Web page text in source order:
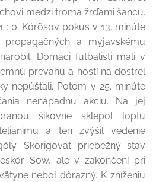
medzi troma žrďami šancu.
: 0. Körösov pokus v 13. minúte
a myjavskému
Domáci futbalisti mali v
prevahu a hostí na dostrel
nepúšťali. Potom v 25. minúte
nenápadnú akciu. Na jej
šikovne sklepol loptu
a ten zvýšil vedenie
Skorigovať priebežný stav
Sow, ale v zakončení pri
nebol dôrazný. K zníženiu